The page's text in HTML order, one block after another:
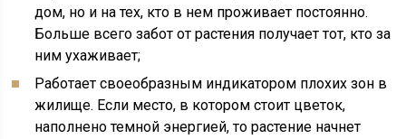
дом, но и на тех, кто в нем проживает постоянно.
Больше всего забот от растения получает тот, кто за
ним ухаживает;
Работает своеобразным индикатором плохих зон в
жилище. Если место, в котором стоит цветок,
наполнено темной энергией, то растение начнет